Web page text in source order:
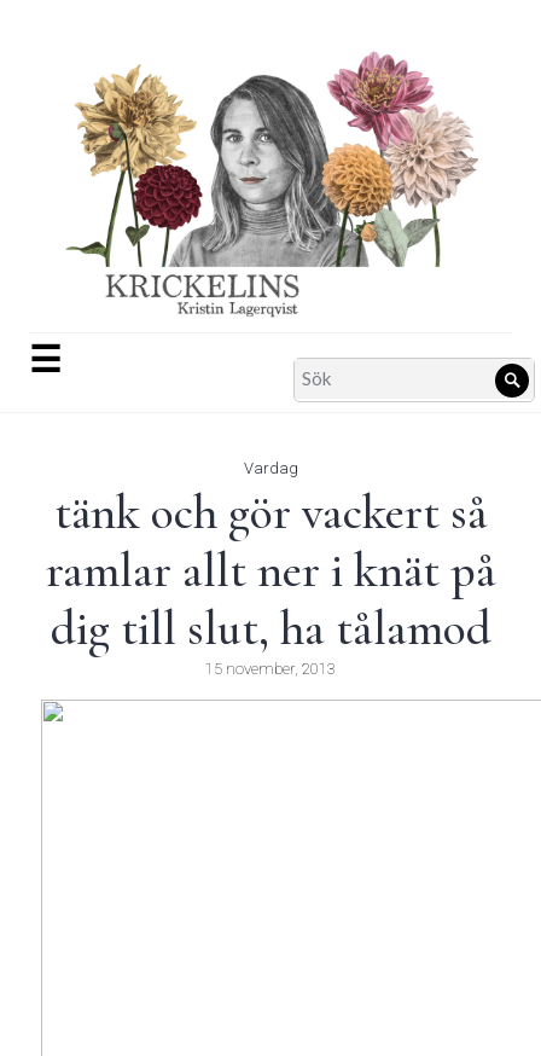
☰
Search
for:
Vardag
tänk och gör vackert så
ramlar allt ner i knät på
dig till slut, ha tålamod
15 november, 2013